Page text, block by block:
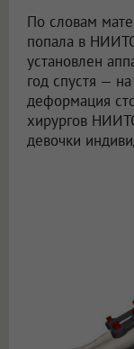
По словам
попала в
установлен
год спустя —
деформация
хирургов
девочки